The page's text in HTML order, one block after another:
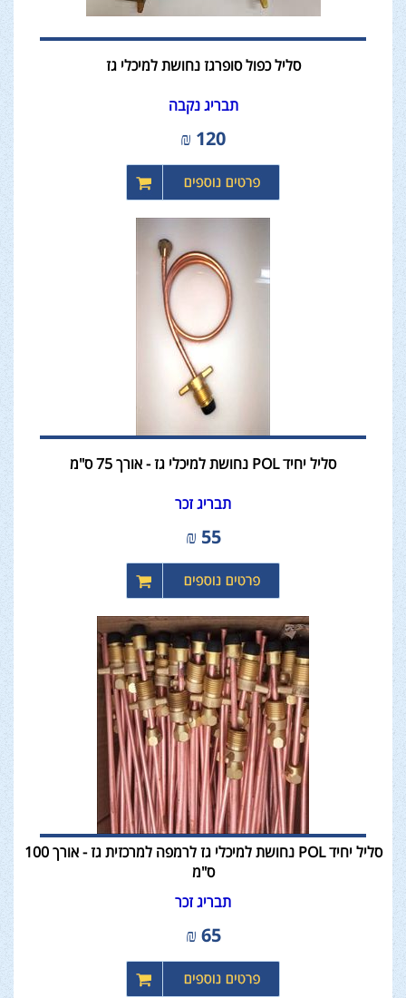
סליל כפול סופרגז נחושת למיכלי גז
תבריג נקבה
120
₪
סליל יחיד POL נחושת למיכלי גז - אורך 75 ס"מ
תבריג זכר
55
₪
סליל יחיד POL נחושת למיכלי גז לרמפה למרכזית גז - אורך 100
ס"מ
תבריג זכר
65
₪